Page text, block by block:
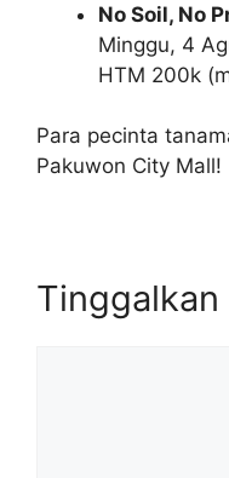
No Soil, No
Minggu, 4
HTM 200k
Para pecinta
Pakuwon City Mall!